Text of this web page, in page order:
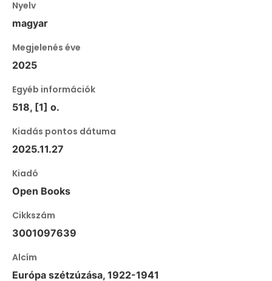
Nyelv
magyar
Megjelenés éve
2025
Egyéb információk
518, [1] o.
Kiadás pontos dátuma
2025.11.27
Kiadó
Open Books
Cikkszám
3001097639
Alcím
Európa szétzúzása, 1922-1941